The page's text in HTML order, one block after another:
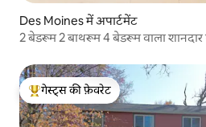
Des Moines में अपार्टमेंट
2 बेडरूम 2 बाथरूम 4 बेडरूम वाला शानदार
गेस्ट्स का टॉप फ़ेवरेट
गेस्ट्स की फ़ेवरेट